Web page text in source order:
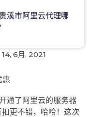
溪市阿里云代理哪
14, 6月, 2021
惠
通了阿里云的服务器
更不错，哈哈！这次